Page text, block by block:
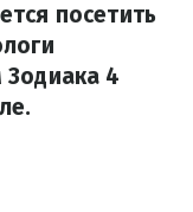
посетить
Зодиака 4